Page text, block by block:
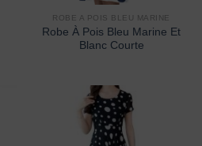
ROBE A POIS BLEU MARINE
Robe À Pois Bleu Marine Et
Blanc Courte